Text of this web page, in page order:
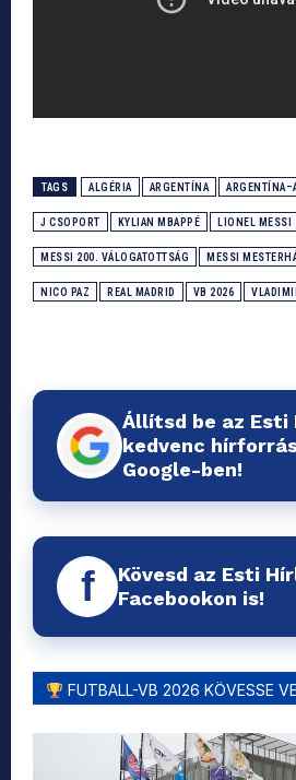
TAGS ALGÉRIA ARGENTÍNA
J CSOPORT KYLIAN MBAPPÉ LIONEL MESSI
MESSI 200. VÁLOGATOTTSÁG MESSI
NICO PAZ REAL MADRID VB 2026
Állítsd be az Esti
kedvenc
Google-ben!
f
Kövesd az Esti
Facebookon is!
FUTBALL-VB 2026 KÖVESSE